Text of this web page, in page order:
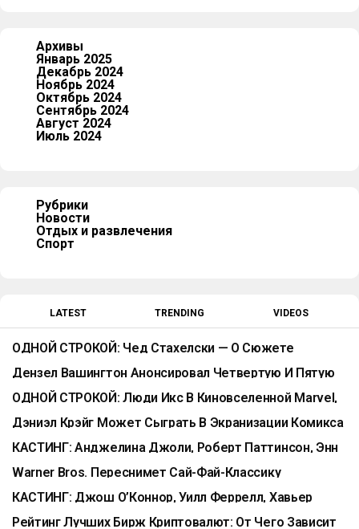
Архивы
Январь 2025
Декабрь 2024
Ноябрь 2024
Октябрь 2024
Сентябрь 2024
Август 2024
Июль 2024
Рубрики
Новости
Отдых и развлечения
Спорт
LATEST TRENDING VIDEOS
ОДНОЙ СТРОКОЙ: Чед Стахелски — О Сюжете
«Горца», Джош Бролин Угрожает Бросить Сниматься,
Первый Кадр «Франкенштейна» Гильермо Дель Торо И
Другие Новости
Дензел Вашингтон Анонсировал Четвертую И Пятую
Части «Великого Уравнителя»
ОДНОЙ СТРОКОЙ: Люди Икс В Киновселенной Marvel,
Netflix Выпустит Сиквел «Тролля» И Другие Новости
Дэниэл Крэйг Может Сыграть В Экранизации Комикса
DC
КАСТИНГ: Анджелина Джоли, Роберт Паттинсон, Энн
Хэтэуэй, Изабель Мэй, Джулианна Мур, Пол
Джаматти, Эмма Маки, Джейсон Сигел, Самара
Уивинг, Тимоти Олифант
Warner Bros. Переснимет Сай-Фай-Классику
«Запретная Планета»
КАСТИНГ: Джош О’Коннор, Уилл Феррелл, Хавьер
Бардем, Дэвид Дастмалчян, Эшли Грин, Дилан Уолш
Рейтинг Лучших Бирж Криптовалют: От Чего Зависит